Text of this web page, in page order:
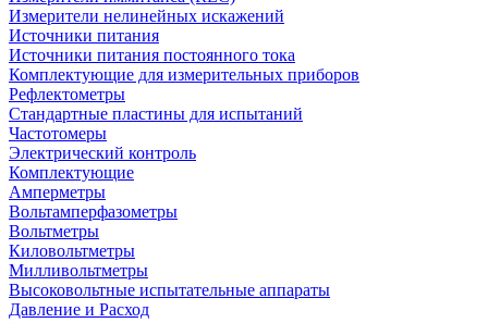
Измерители нелинейных искажений
Источники питания
Источники питания постоянного тока
Комплектующие для измерительных приборов
Рефлектометры
Стандартные пластины для испытаний
Частотомеры
Электрический контроль
Комплектующие
Амперметры
Вольтамперфазометры
Вольтметры
Киловольтметры
Милливольтметры
Высоковольтные испытательные аппараты
Давление и Расход